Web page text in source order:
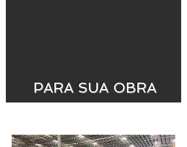
PARA SUA OBRA